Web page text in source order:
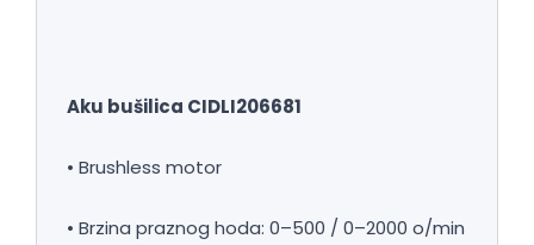
Aku bušilica CIDLI206681
• Brushless motor
• Brzina praznog hoda: 0–500 / 0–2000 o/min